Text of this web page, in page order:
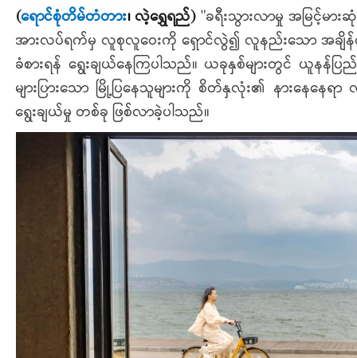
(ရောင်စုံတိမ်တံတား၊ လဲ့ရွှေရည်) "ခရီးသွားလာမှု အမြင့်မာ
အားလပ်ရက်မှ လူစုလူဝေးကို ရှောင်လွဲ၍ လူနည်းသော အချိန်
ခံစားရန် ရွေးချယ်နေကြပါသည်။ ယခုနှစ်များတွင် ယူန
များပြားသော မြို့ပြနေသူများကို စိတ်နှလုံး၏ နားနေန
ရွေးချယ်မှု တစ်ခု ဖြစ်လာခဲ့ပါသည်။